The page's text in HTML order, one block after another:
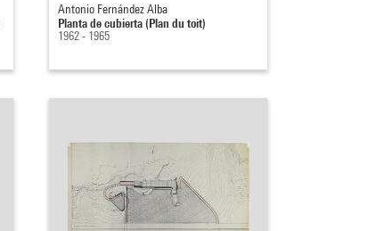
Antonio Fernández Alba
Planta de cubierta (Plan du toit)
1962 - 1965